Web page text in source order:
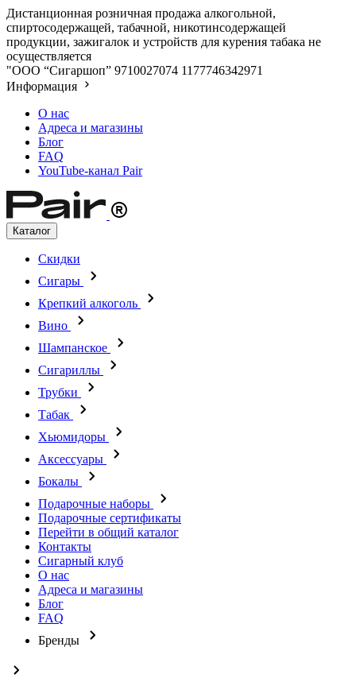
Дистанционная розничная продажа алкогольной,
спиртосодержащей, табачной, никотинсодержащей
продукции, зажигалок и устройств для курения табака не
осуществляется
"ООО “Сигаршоп” 9710027074 1177746342971
Информация
О нас
Адреса и магазины
Блог
FAQ
YouTube-канал Pair
Каталог
Скидки
Сигары
Крепкий алкоголь
Вино
Шампанское
Сигариллы
Трубки
Табак
Хьюмидоры
Аксессуары
Бокалы
Подарочные наборы
Подарочные сертификаты
Перейти в общий каталог
Контакты
Сигарный клуб
О нас
Адреса и магазины
Блог
FAQ
Бренды